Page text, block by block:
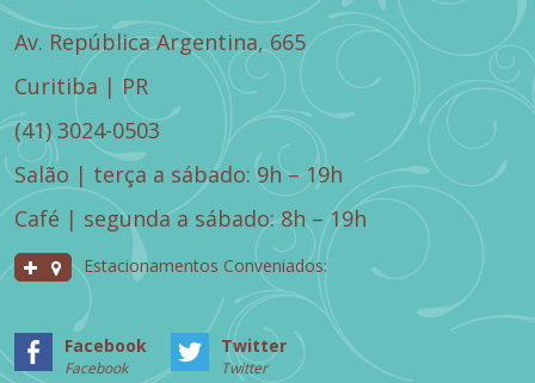
Av. República Argentina, 665
Curitiba | PR
(41) 3024-0503
Salão | terça a sábado: 9h – 19h
Café | segunda a sábado: 8h – 19h
Estacionamentos Conveniados:
Facebook
Facebook
Twitter
Twitter